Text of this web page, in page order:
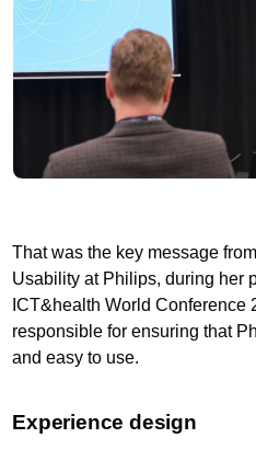
That was the key message
Usability at Philips, during her
ICT&health World Conference
responsible for ensuring that
and easy to use.
Experience design